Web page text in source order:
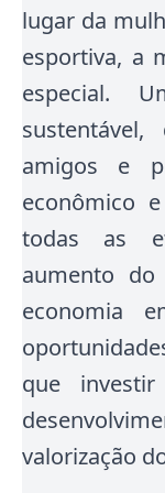
lugar da
esportiva, a
especial.
amigos e
econômico
todas as
aumento
economia
que
valorização